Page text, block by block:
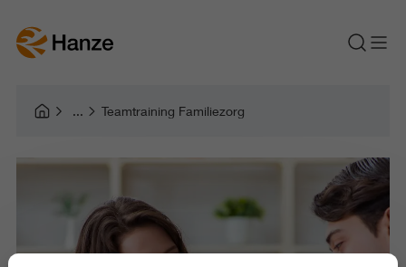
Teamtraining Familiezorg